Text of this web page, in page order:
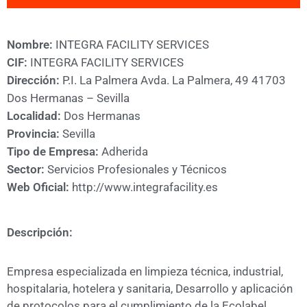
Nombre: INTEGRA FACILITY SERVICES
CIF: INTEGRA FACILITY SERVICES
Dirección: P.I. La Palmera Avda. La Palmera, 49 41703
Dos Hermanas – Sevilla
Localidad: Dos Hermanas
Provincia: Sevilla
Tipo de Empresa: Adherida
Sector: Servicios Profesionales y Técnicos
Web Oficial: http://www.integrafacility.es
Descripción:
Empresa especializada en limpieza técnica, industrial,
hospitalaria, hotelera y sanitaria, Desarrollo y aplicación